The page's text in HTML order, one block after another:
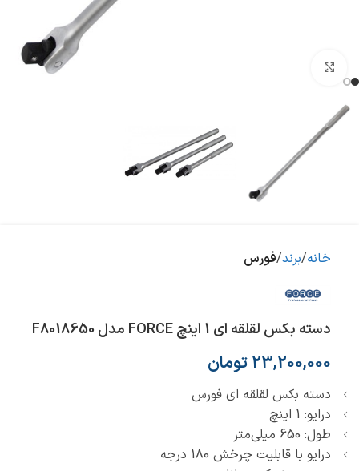
خانه برند فورس
دسته بکس لقلقه ای 1 اینچ FORCE مدل F8018650
23,200,000تومان
دسته بکس لقلقه ای فورس
درایو: 1 اینچ
طول: 650 میلی‌متر
درایو با قابلیت چرخش 180 درجه